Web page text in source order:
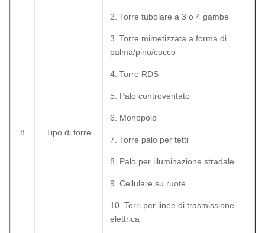
8 Tipo di torre
2. Torre tubolare a 3 o 4 gambe
3. Torre mimetizzata a forma di
palma/pino/cocco
4. Torre RDS
5. Palo controventato
6. Monopolo
7. Torre palo per tetti
8. Palo per illuminazione stradale
9. Cellulare su ruote
10. Torri per linee di trasmissione
elettrica